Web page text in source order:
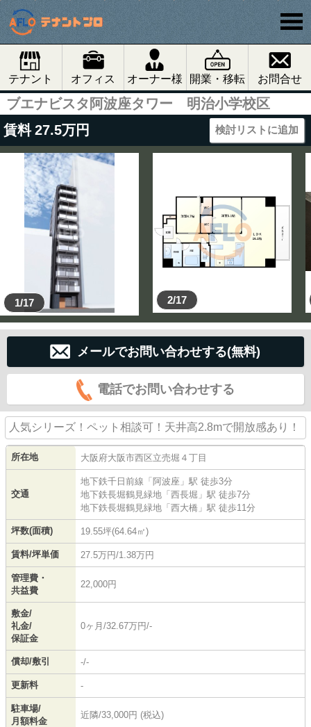
テナント オフィス オーナー様 開業・移転 お問合せ
ブエナビスタ阿波座タワー 明治小学校区
賃料 27.5万円 検討リストに追加
1/17 2/17
メールでお問い合わせする(無料)
電話でお問い合わせする
人気シリーズ！ペット相談可！天井高2.8mで開放感あり！
所在地 大阪府大阪市西区立売堀 ４丁目
交通
地下鉄千日前線 「阿波座 」駅 徒歩3分
地下鉄長堀鶴見緑地 「西長堀 」駅 徒歩7分
地下鉄長堀鶴見緑地 「西大橋 」駅 徒歩11分
坪数(面積) 19.55坪(64.64㎡)
賃料/坪単価 27.5万円/1.38万円
管理費・
共益費
22,000円
敷金/
礼金/
保証金
0ヶ月/32.67万円/-
償却/敷引 -/-
更新料 -
駐車場/
月額料金
近隣/33,000円 (税込)